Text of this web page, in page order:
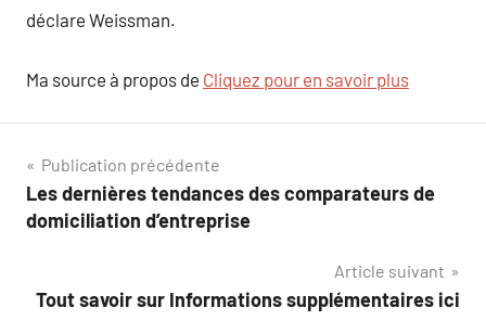
déclare Weissman.
Ma source à propos de Cliquez pour en savoir plus
Navigation
de
Publication précédente
Les dernières tendances des comparateurs de
domiciliation d’entreprise
Article suivant
Tout savoir sur Informations supplémentaires ici